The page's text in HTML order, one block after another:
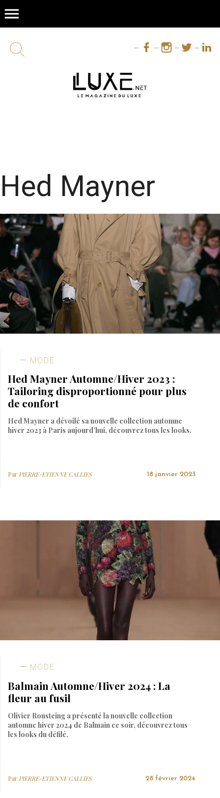
menu
Hed Mayner
MODE
Hed Mayner Automne/Hiver 2023 :
Tailoring disproportionné pour plus
de confort
Hed Mayner a dévoilé sa nouvelle collection automne
hiver 2023 à Paris aujourd’hui, découvrez tous les looks.
Par PIERRE-ETIENNE CALLIES 18 janvier 2023
MODE
Balmain Automne/Hiver 2024 : La
fleur au fusil
Olivier Rousteing a présenté la nouvelle collection
automne hiver 2024 de Balmain ce soir, découvrez tous
les looks du défilé.
Par PIERRE-ETIENNE CALLIES 28 février 2024